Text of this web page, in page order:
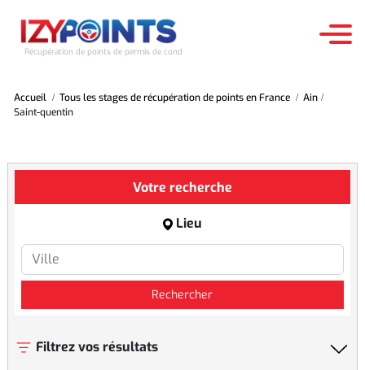
Récupération de points de permis de conduire
ACCUEIL
TESTS D'APTITUDE
LE PERMIS À POINTS
Accueil Tous les stages de récupération de points en France
Ain
Saint-quentin
Votre recherche
Lieu
Rechercher
Filtrez vos résultats